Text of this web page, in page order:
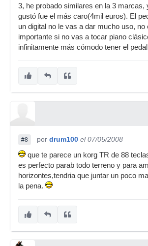
3, he probado similares en la 3 marcas,
gustó fue el más caro(4mil euros). El
un digital no le vas a dar mucho uso, no
importante si no vas a tocar piano
infinitamente más cómodo tener el
#8 por drum100 el 07/05/2008
que te parece un korg TR de 88
es perfecto parab todo terreno y para
horizontes,tendria que juntar un poco
la pena.